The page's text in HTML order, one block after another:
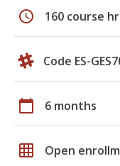
schedule 160 course
Code ES-
calendar_today 6 months
grid_on Open